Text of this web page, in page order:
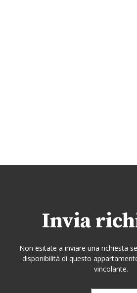
Invia
Non esitate a inviare una richiesta
disponibilità di questo
vincolante.